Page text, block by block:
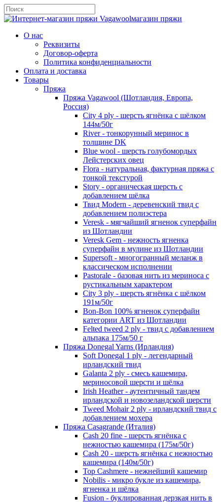
магазин пряжи
О нас
Реквизиты
Договор-оферта
Политика конфиденциальности
Оплата и доставка
Товары
Пряжа
Пряжа Vagawool (Шотландия, Европа,
Россия)
City 4 ply - шерсть ягнёнка с шёлком
144м/50г
River - тонкорунный меринос в
толщине DK
Blue wool - шерсть голубомордых
Лейстерских овец
Flora - натуральная, фактурная пряжа с
тонкой текстурой
Story - органическая шерсть с
добавлением шёлка
Твид Modern - деревенский твид с
добавлением полиэстера
Veresk - мягчайший ягненок суперфайн
из Шотландии
Veresk Gem - нежность ягненка
суперфайн в мулине из Шотландии
Supersoft - многогранный меланж в
классическом исполнении
Pastorale - базовая нить из мериноса с
рустикальным характером
City 3 ply - шерсть ягнёнка с шёлком
191м/50г
Bon-Bon 100% ягненок суперфайн
категории ART из Шотландии
Felted tweed 2 ply - твид с добавлением
альпака 175м/50 г
Пряжа Donegal Yarns (Ирландия)
Soft Donegal 1 ply - легендарный
ирландский твид
Galanta 2 ply - смесь кашемира,
мериносовой шерсти и шёлка
Irish Heather - аутентичный тандем
ирландской и новозеландской шерсти
Tweed Mohair 2 ply - ирландский твид с
добавлением мохера
Пряжа Casagrande (Италия)
Cash 20 fine - шерсть ягнёнка с
нежностью кашемира (175м/50г)
Cash 20 - шерсть ягнёнка с нежностью
кашемира (140м/50г)
Top Cashmere - нежнейший кашемир
Nobilis - микро букле из кашемира,
ягненка и шёлка
Fusion - буклированная дерзкая нить в